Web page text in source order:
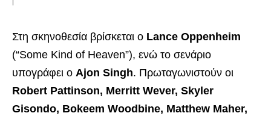
Στη σκηνοθεσία βρίσκεται ο Lance Oppenheim
(“Some Kind of Heaven”), ενώ το σενάριο
υπογράφει ο Ajon Singh. Πρωταγωνιστούν οι
Robert Pattinson, Merritt Wever, Skyler
Gisondo, Bokeem Woodbine, Matthew Maher,